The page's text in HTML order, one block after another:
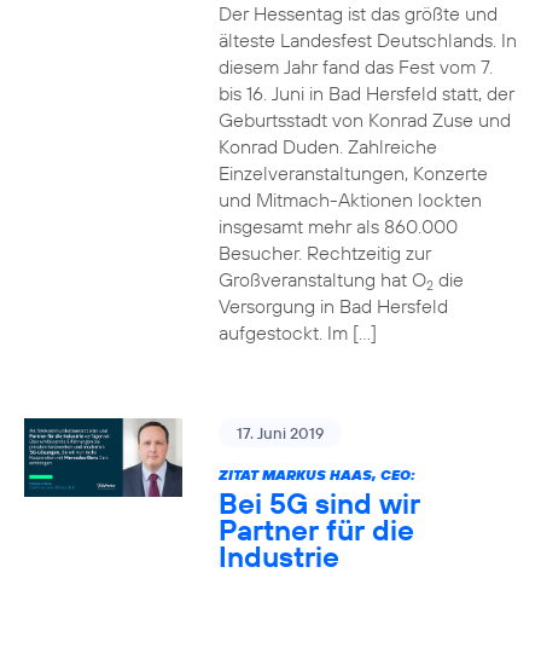
Der Hessentag ist das größte und
älteste Landesfest Deutschlands. In
diesem Jahr fand das Fest vom 7.
bis 16. Juni in Bad Hersfeld statt, der
Geburtsstadt von Konrad Zuse und
Konrad Duden. Zahlreiche
Einzelveranstaltungen, Konzerte
und Mitmach-Aktionen lockten
insgesamt mehr als 860.000
Besucher. Rechtzeitig zur
Großveranstaltung hat O2die
Versorgung in Bad Hersfeld
aufgestockt. Im […]
17. Juni 2019
ZITAT MARKUS HAAS, CEO:
Bei 5G sind wir
Partner für die
Industrie